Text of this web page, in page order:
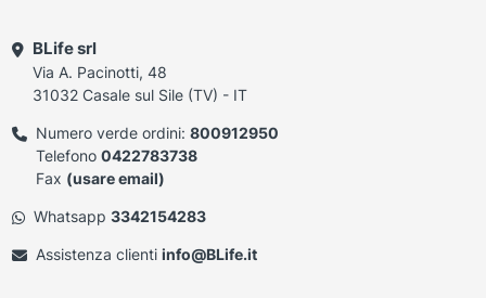
BLife srl
Via A. Pacinotti, 48
31032 Casale sul Sile (TV) - IT
Numero verde ordini: 800912950
Telefono 0422783738
Fax (usare email)
Whatsapp 3342154283
Assistenza clienti info@BLife.it